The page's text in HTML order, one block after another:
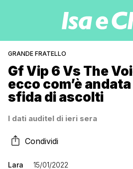
GRANDE FRATELLO
Gf Vip 6 Vs The
ecco com’è
sfida di ascolti
I dati auditel di ieri sera
Condividi
Lara 15/01/2022